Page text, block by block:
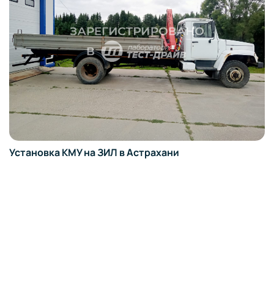
Установка КМУ на ЗИЛ в Астрахани